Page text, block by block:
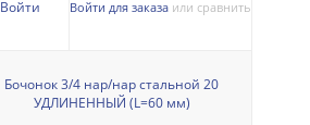
Войти Войти для заказа или сравнить
Бочонок 3/4 нар/нар стальной 20
УДЛИНЕННЫЙ (L=60 мм)